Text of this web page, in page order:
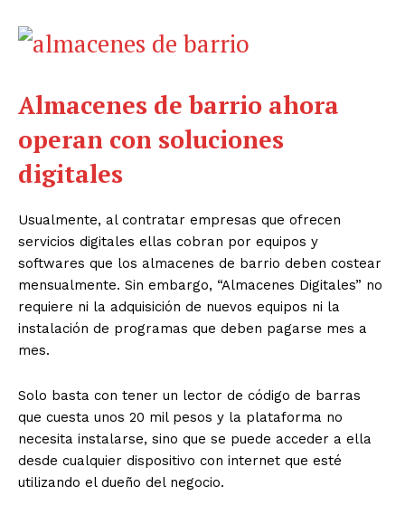
Almacenes de barrio ahora
operan con soluciones
digitales
Usualmente, al contratar empresas que ofrecen
servicios digitales ellas cobran por equipos y
softwares que los almacenes de barrio deben costear
mensualmente. Sin embargo, “Almacenes Digitales” no
requiere ni la adquisición de nuevos equipos ni la
instalación de programas que deben pagarse mes a
mes.
Solo basta con tener un lector de código de barras
que cuesta unos 20 mil pesos y la plataforma no
necesita instalarse, sino que se puede acceder a ella
desde cualquier dispositivo con internet que esté
utilizando el dueño del negocio.